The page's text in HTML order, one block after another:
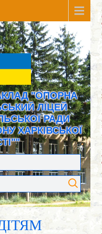
"ОПОРНА
ЛІЦЕЙ
РАДИ
ХАРКІВСЬКОЇ